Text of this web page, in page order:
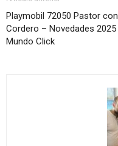
Playmobil 72050 Pastor con
Cordero – Novedades 2025
Mundo Click